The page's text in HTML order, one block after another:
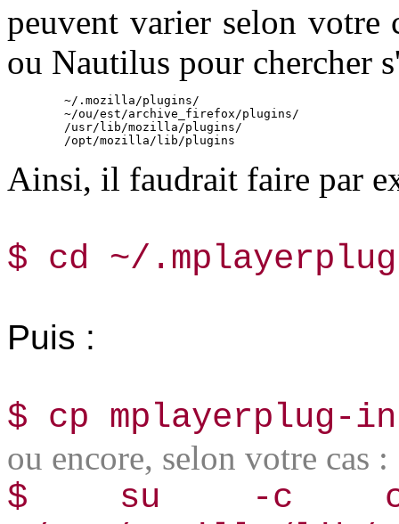
peuvent varier selon
ou Nautilus pour chercher
	~/.mozilla/plugins/
	~/ou/est/archive_firefox/plugins/
	/usr/lib/mozilla/plugins/
	/opt/mozilla/lib/plugins
Ainsi, il faudrait faire par
$­ cd ~/
Puis :
$­ cp mplayerplug-
ou encore, selon votre cas :
$­ su -c cp